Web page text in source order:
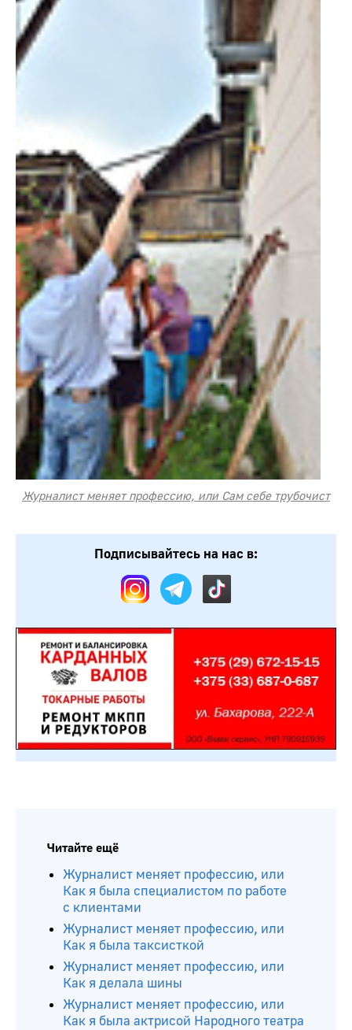
Журналист меняет профессию, или Сам себе трубочист
Подписывайтесь на нас в:
Читайте ещё
Журналист меняет профессию, или
Как я была специалистом по работе
с клиентами
Журналист меняет профессию, или
Как я была таксисткой
Журналист меняет профессию, или
Как я делала шины
Журналист меняет профессию, или
Как я была актрисой Народного театра